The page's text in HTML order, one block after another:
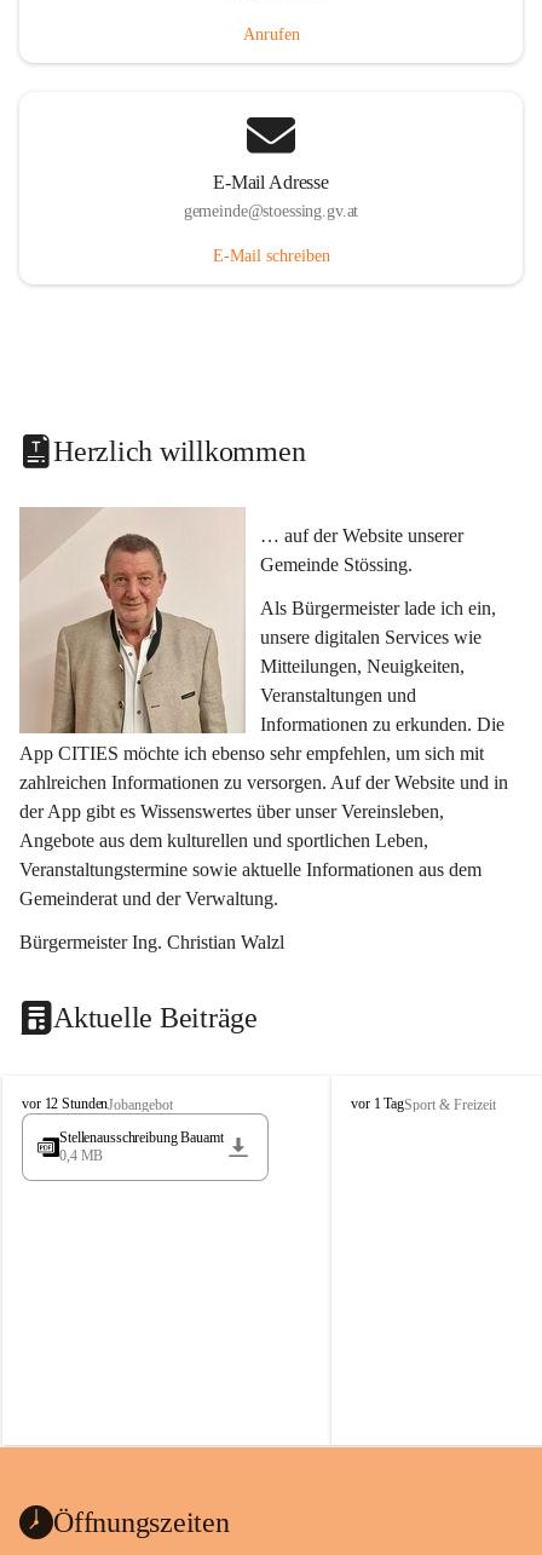
Anrufen
E-Mail Adresse
gemeinde@stoessing.gv.at
E-Mail schreiben
Herzlich willkommen
… auf der Website unserer
Gemeinde Stössing.
Als Bürgermeister lade ich ein,
unsere digitalen Services wie
Mitteilungen, Neuigkeiten,
Veranstaltungen und
Informationen zu erkunden. Die
App CITIES möchte ich ebenso sehr empfehlen, um sich mit
zahlreichen Informationen zu versorgen. Auf der Website und in
der App gibt es Wissenswertes über unser Vereinsleben,
Angebote aus dem kulturellen und sportlichen Leben,
Veranstaltungstermine sowie aktuelle Informationen aus dem
Gemeinderat und der Verwaltung.
Bürgermeister Ing. Christian Walzl
Aktuelle Beiträge
S
t
s
vor 12 StundenJobangebot
Stellenausschreibung Bauamt
0,4 MB
S
vor 1 TagSport & Freizeit
Öffnungszeiten